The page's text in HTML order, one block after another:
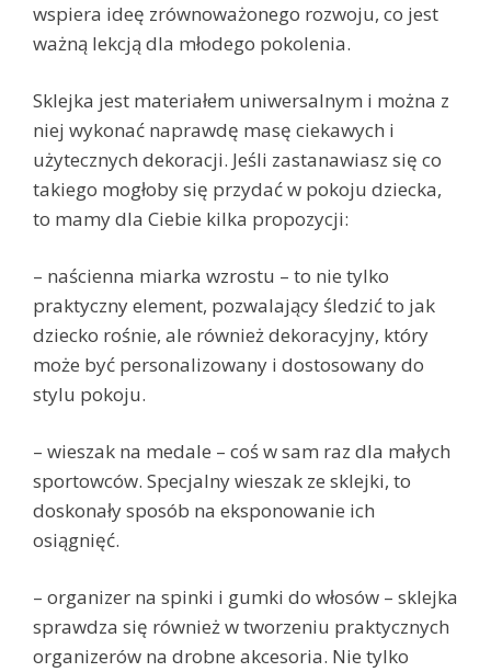
wspiera ideę zrównoważonego rozwoju, co jest
ważną lekcją dla młodego pokolenia.
Sklejka jest materiałem uniwersalnym i można z
niej wykonać naprawdę masę ciekawych i
użytecznych dekoracji. Jeśli zastanawiasz się co
takiego mogłoby się przydać w pokoju dziecka,
to mamy dla Ciebie kilka propozycji:
– naścienna miarka wzrostu – to nie tylko
praktyczny element, pozwalający śledzić to jak
dziecko rośnie, ale również dekoracyjny, który
może być personalizowany i dostosowany do
stylu pokoju.
– wieszak na medale – coś w sam raz dla małych
sportowców. Specjalny wieszak ze sklejki, to
doskonały sposób na eksponowanie ich
osiągnięć.
– organizer na spinki i gumki do włosów – sklejka
sprawdza się również w tworzeniu praktycznych
organizerów na drobne akcesoria. Nie tylko